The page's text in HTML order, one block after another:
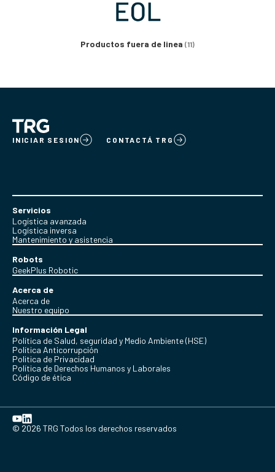
Productos fuera de linea (11)
INICIAR SESION CONTACTÁ TRG
Servicios
Logística avanzada
Logística inversa
Mantenimiento y asistencia
Robots
GeekPlus Robotic
Acerca de
Acerca de
Nuestro equipo
Información Legal
Política de Salud, seguridad y Medio Ambiente (HSE)
Política Anticorrupción
Politica de Privacidad
Política de Derechos Humanos y Laborales
Código de ética
© 2026 TRG Todos los derechos reservados